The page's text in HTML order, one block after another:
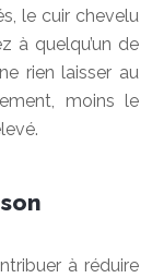
le cuir chevelu
à quelqu’un de
rien laisser au
moins le
à réduire